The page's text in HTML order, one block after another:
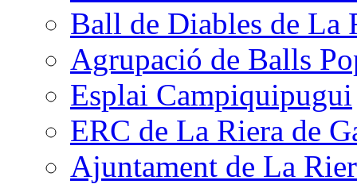
Ball de Diables de La
Agrupació de Balls
Esplai Campiquipugui
ERC de La Riera de
Ajuntament de La